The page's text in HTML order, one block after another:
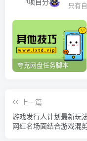
只有
夸克网盘任务脚本
上一篇
游戏发行人计划最新玩法
网红名场面结合游戏混